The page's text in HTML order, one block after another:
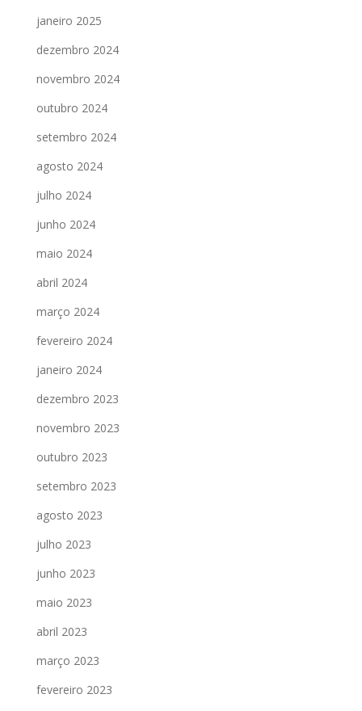
janeiro 2025
dezembro 2024
novembro 2024
outubro 2024
setembro 2024
agosto 2024
julho 2024
junho 2024
maio 2024
abril 2024
março 2024
fevereiro 2024
janeiro 2024
dezembro 2023
novembro 2023
outubro 2023
setembro 2023
agosto 2023
julho 2023
junho 2023
maio 2023
abril 2023
março 2023
fevereiro 2023